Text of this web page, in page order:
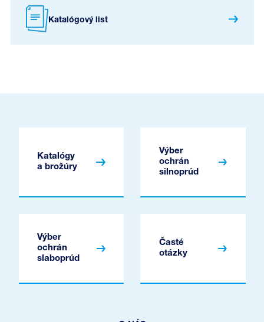
Katalógový list
Katalógy
a brožúry
Výber
ochrán
silnoprúd
Výber
ochrán
slaboprúd
Časté
otázky